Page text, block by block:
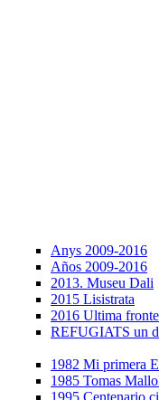
Anys 2009-2016
Años 2009-2016
2013. Museu Dali
2015 Lisistrata
2016 Ultima
REFUGIATS un
1982 Mi primera
1985 Tomas
1995 Centenario